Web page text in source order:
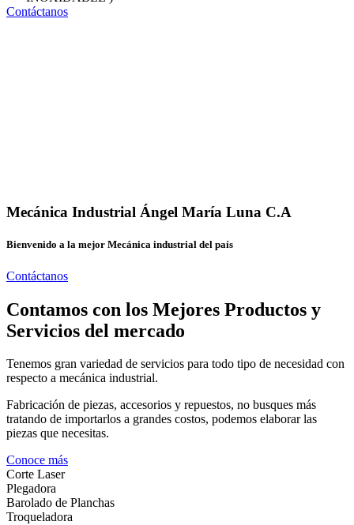
Contáctanos
Mecánica Industrial Ángel María Luna C.A
Bienvenido a la mejor Mecánica industrial del país
Contáctanos
Contamos con los Mejores Productos y
Servicios del mercado
Tenemos gran variedad de servicios para todo tipo de necesidad con
respecto a mecánica industrial.
Fabricación de piezas, accesorios y repuestos, no busques más
tratando de importarlos a grandes costos, podemos elaborar las
piezas que necesitas.
Conoce más
Corte Laser
Plegadora
Barolado de Planchas
Troqueladora